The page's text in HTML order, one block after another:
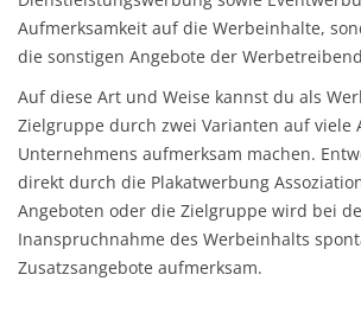
Aufmerksamkeit auf die Werbeinhalte,
die sonstigen Angebote der
Auf diese Art und Weise kannst du als
Zielgruppe durch zwei Varianten auf viele
Unternehmens aufmerksam machen.
direkt durch die Plakatwerbung
Angeboten oder die Zielgruppe wird bei
Inanspruchnahme des Werbeinhalts
Zusatzsangebote aufmerksam.